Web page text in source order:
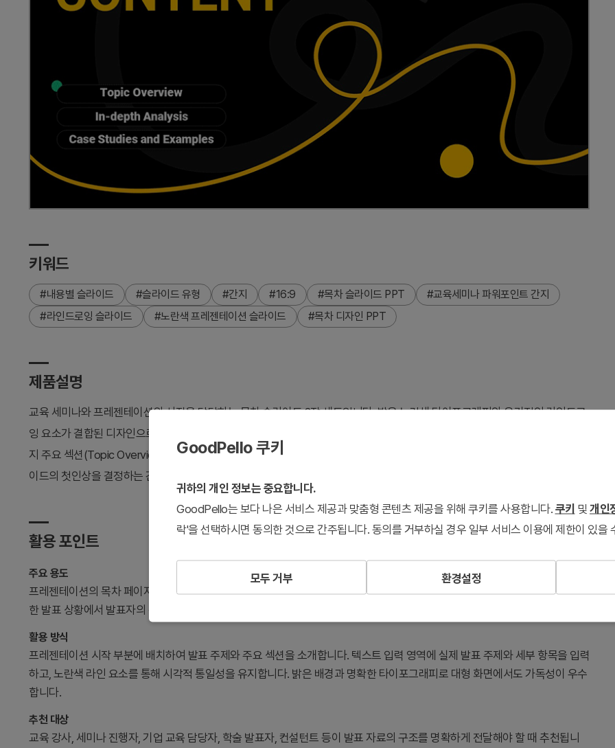
키워드
#내용별 슬라이드 #슬라이드 유형 #간지 #16:9 #목차 슬라이드 PPT
#교육세미나 파워포인트 간지
#라인드로잉 슬라이드
#노란색 프레젠테이션 슬라이드 #목차 디자인 PPT
제품설명
교육 세미나와 프레젠테이션의 시작을 담당하는 목차 슬라이드 2장 세트입니다. 밝은 노란색 타이포그래피와 유기적인 라인드로
잉 요소가 결합된 디자인으로, 발표 주제를 명확하게 구조화합니다. 16:9 와이드 포맷의 PPTX 파일로 즉시 편집 가능하며, 세 가
지 주요 섹션(Topic Overview, In-depth Analysis, Case Studies and Examples)을 시각적으로 표현합니다. 파워포인트 슬라
이드의 첫인상을 결정하는 간지로서, 청중의 관심을 끌고 발표 흐름을 미리 안내하는 역할을 합니다.
활용 포인트
주요 용도
프레젠테이션의 목차 페이지로 사용되며, 발표 전체 구성을 청중에게 미리 안내합니다. 교육 세미나, 기업 교육, 학술 발표 등 다양
한 발표 상황에서 발표자의 신뢰도를 높이고 청중의 집중력을 유도하는 역할을 합니다.
활용 방식
프레젠테이션 시작 부분에 배치하여 발표 주제와 주요 섹션을 소개합니다. 텍스트 입력 영역에 실제 발표 주제와 세부 항목을 입력
하고, 노란색 라인 요소를 통해 시각적 통일성을 유지합니다. 밝은 배경과 명확한 타이포그래피로 대형 화면에서도 가독성이 우수
합니다.
추천 대상
교육 강사, 세미나 진행자, 기업 교육 담당자, 학술 발표자, 컨설턴트 등이 발표 자료의 구조를 명확하게 전달해야 할 때 추천됩니
GoodPello 쿠키
귀하의 개인 정보는 중요합니다.
GoodPello는 보다 나은 서비스 제공과 맞춤형 콘텐츠 제공을 위해 쿠키를 사용합니다. 쿠키 및 개인
락'을 선택하시면 동의한 것으로 간주됩니다. 동의를 거부하실 경우 일부 서비스 이용에 제한이 있을
모두 거부 환경설정